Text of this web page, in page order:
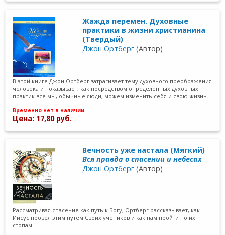
Жажда перемен. Духовные
практики в жизни христианина
(Твердый)
Джон Ортберг (Автор)
В этой книге Джон Ортберг затрагивает тему духовного преображения
человека и показывает, как посредством определенных духовных
практик все мы, обычные люди, можем изменить себя и свою жизнь.
Временно нет в наличии
Цена: 17,80 руб.
Вечность уже настала (Мягкий)
Вся правда о спасении и небесах
Джон Ортберг (Автор)
Рассматривая спасение как путь к Богу, Ортберг рассказывает, как
Иисус провел этим путем Своих учеников и как нам пройти по их
стопам.